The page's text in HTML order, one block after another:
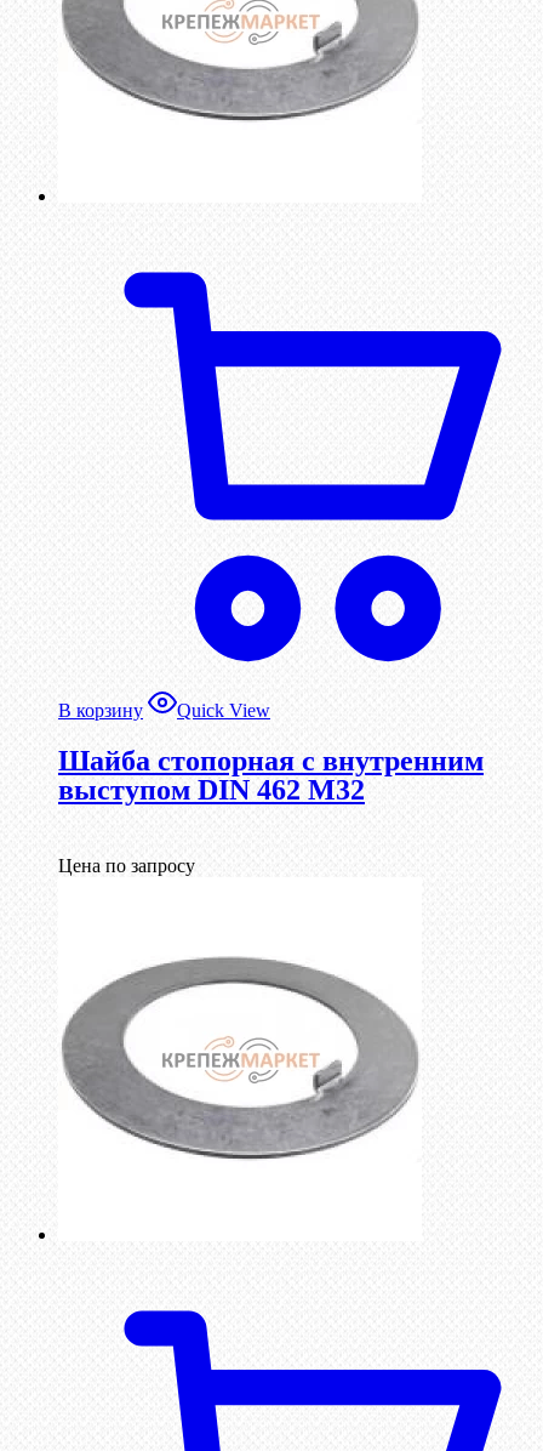
В корзину Quick View
Шайба стопорная с внутренним
выступом DIN 462 М32
Цена по запросу